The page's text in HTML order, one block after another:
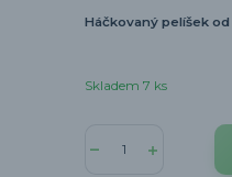
Háčkovaný pelíšek
Skladem 7 ks